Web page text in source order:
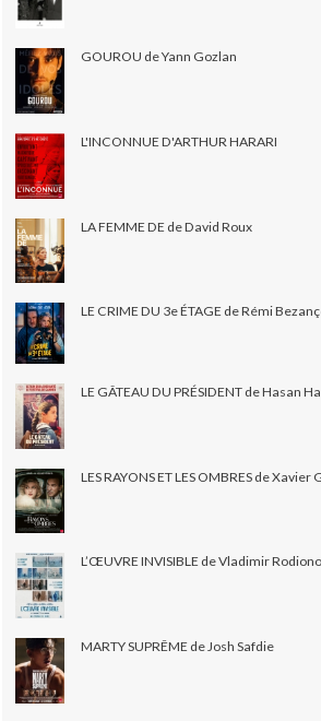
GOUROU de Yann Gozlan
L'INCONNUE D'ARTHUR HARARI
LA FEMME DE de David Roux
LE CRIME DU 3e ÉTAGE de Rémi
LE GÂTEAU DU PRÉSIDENT de Hasan
LES RAYONS ET LES OMBRES de Xavier
L’ŒUVRE INVISIBLE de Vladimir
MARTY SUPRÊME de Josh Safdie